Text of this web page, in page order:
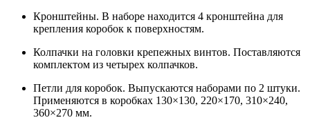
Кронштейны. В наборе находится 4 кронштейна для
крепления коробок к поверхностям.
Колпачки на головки крепежных винтов. Поставляются
комплектом из четырех колпачков.
Петли для коробок. Выпускаются наборами по 2 штуки.
Применяются в коробках 130×130, 220×170, 310×240,
360×270 мм.